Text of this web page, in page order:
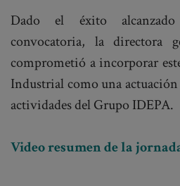
Dado el éxito
convocatoria, la directora
comprometió a incorporar
Industrial como una
actividades del Grupo IDEPA.
Video resumen de la